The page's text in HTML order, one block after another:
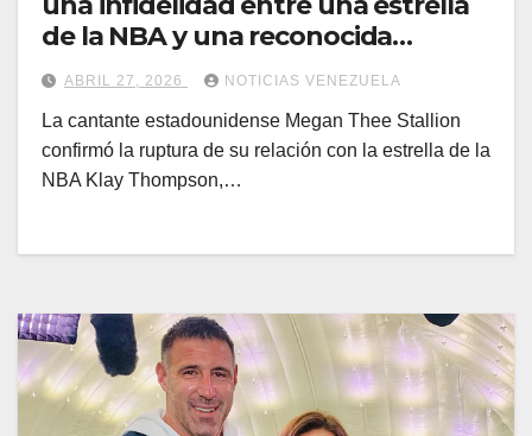
de la NBA y una reconocida
cantante
ABRIL 27, 2026 NOTICIAS VENEZUELA
La cantante estadounidense Megan Thee Stallion
confirmó la ruptura de su relación con la estrella de la
NBA Klay Thompson,…